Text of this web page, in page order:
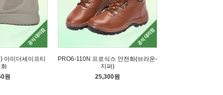
아이더세이프티
원
PRO6-110N 프로식스 안전화(브라운-
지퍼)
25,300원